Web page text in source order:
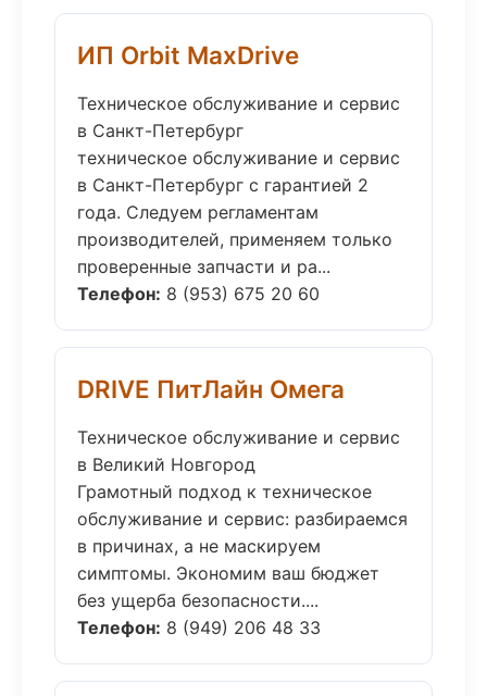
ИП Orbit MaxDrive
Техническое обслуживание и сервис
в Санкт-Петербург
техническое обслуживание и сервис
в Санкт-Петербург с гарантией 2
года. Следуем регламентам
производителей, применяем только
проверенные запчасти и ра...
Телефон: 8 (953) 675 20 60
DRIVE ПитЛайн Омега
Техническое обслуживание и сервис
в Великий Новгород
Грамотный подход к техническое
обслуживание и сервис: разбираемся
в причинах, а не маскируем
симптомы. Экономим ваш бюджет
без ущерба безопасности....
Телефон: 8 (949) 206 48 33